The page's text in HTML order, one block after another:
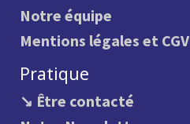
Notre équipe
Mentions légales et CGV
Pratique
↘ Être contacté